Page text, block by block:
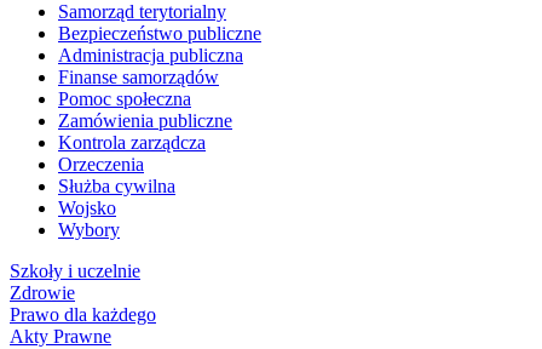
Samorząd terytorialny
Bezpieczeństwo publiczne
Administracja publiczna
Finanse samorządów
Pomoc społeczna
Zamówienia publiczne
Kontrola zarządcza
Orzeczenia
Służba cywilna
Wojsko
Wybory
Szkoły i uczelnie
Zdrowie
Prawo dla każdego
Akty Prawne